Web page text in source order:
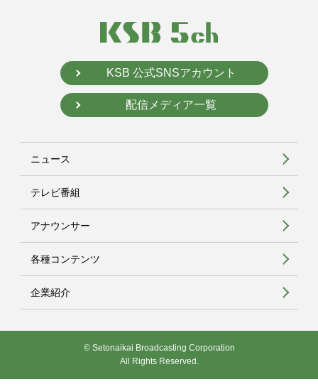
KSB 公式SNSアカウント
配信メディア一覧
ニュース
テレビ番組
アナウンサー
各種コンテンツ
企業紹介
© Setonaikai Broadcasting Corporation
All Rights Reserved.